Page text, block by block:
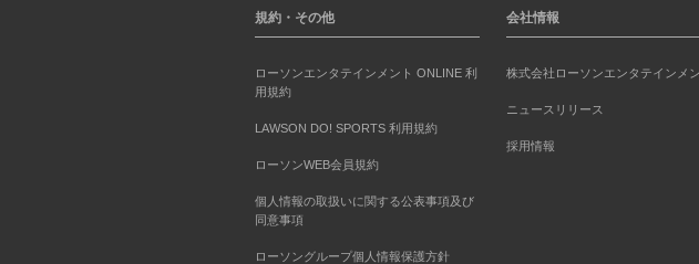
規約・その他
ローソンエンタテインメント ONLINE 利
用規約
LAWSON DO! SPORTS 利用規約
ローソンWEB会員規約
個人情報の取扱いに関する公表事項及び
同意事項
ローソングループ個人情報保護方針
会社情報
株式会社ローソンエンタテインメ
ニュースリリース
採用情報